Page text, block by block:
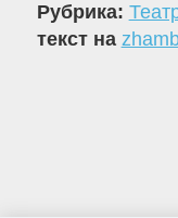
Рубрика:
текст на